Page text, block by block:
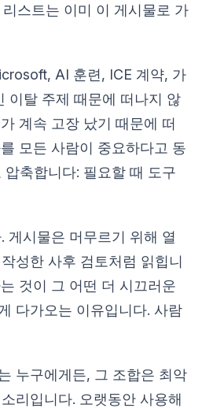
스트는 이미 이 게시물로 가
AI 훈련, ICE 계약, 가
이탈 주제 때문에 떠나지 않
계속 고장 났기 때문에 떠
모든 사람이 중요하다고 동
축합니다: 필요할 때 도구
게시물은 머무르기 위해 열
성한 사후 검토처럼 읽힙니
것이 그 어떤 더 시끄러운
다가오는 이유입니다. 사람
누구에게든, 그 조합은 최악
리입니다. 오랫동안 사용해